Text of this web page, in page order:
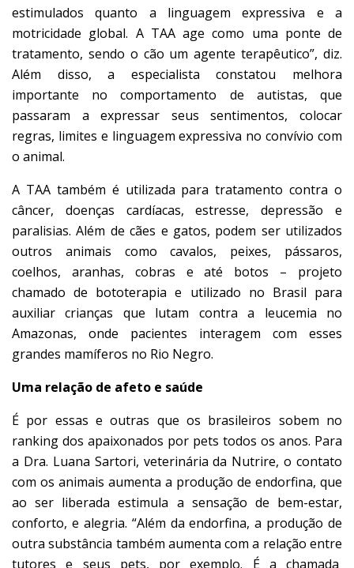
estimulados quanto a linguagem expressiva e a
motricidade global. A TAA age como uma ponte de
tratamento, sendo o cão um agente terapêutico”, diz.
Além disso, a especialista constatou melhora
importante no comportamento de autistas, que
passaram a expressar seus sentimentos, colocar
regras, limites e linguagem expressiva no convívio com
o animal.
A TAA também é utilizada para tratamento contra o
câncer, doenças cardíacas, estresse, depressão e
paralisias. Além de cães e gatos, podem ser utilizados
outros animais como cavalos, peixes, pássaros,
coelhos, aranhas, cobras e até botos – projeto
chamado de bototerapia e utilizado no Brasil para
auxiliar crianças que lutam contra a leucemia no
Amazonas, onde pacientes interagem com esses
grandes mamíferos no Rio Negro.
Uma relação de afeto e saúde
É por essas e outras que os brasileiros sobem no
ranking dos apaixonados por pets todos os anos. Para
a Dra. Luana Sartori, veterinária da Nutrire, o contato
com os animais aumenta a produção de endorfina, que
ao ser liberada estimula a sensação de bem-estar,
conforto, e alegria. “Além da endorfina, a produção de
outra substância também aumenta com a relação entre
tutores e seus pets, por exemplo. É a chamada